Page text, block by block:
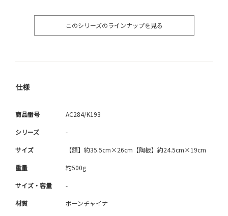
このシリーズのラインナップを見る
仕様
商品番号 AC284/K193
シリーズ -
サイズ 【額】約35.5cm×26cm【陶板】約24.5cm×19cm
重量 約500g
サイズ・容量 -
材質 ボーンチャイナ